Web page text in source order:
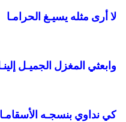
لا أرى مثله يسيـغ الحرامـا
وابعثي المغزل الجميـل إلينـا
كي نداوي بنسجـه الأسقامـا